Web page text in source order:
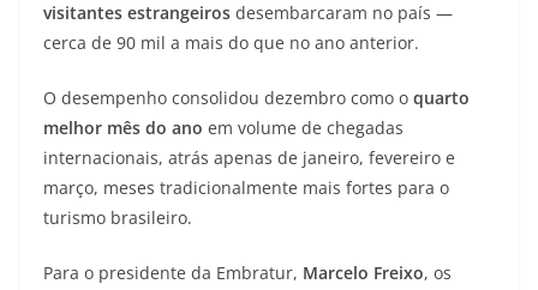
visitantes estrangeiros desembarcaram no país —
cerca de 90 mil a mais do que no ano anterior.
O desempenho consolidou dezembro como o quarto
melhor mês do ano em volume de chegadas
internacionais, atrás apenas de janeiro, fevereiro e
março, meses tradicionalmente mais fortes para o
turismo brasileiro.
Para o presidente da Embratur, Marcelo Freixo, os